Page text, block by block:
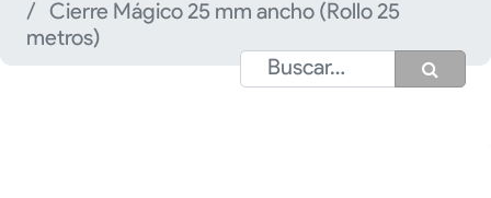
Cierre Mágico 25 mm ancho (Rollo 25
metros)